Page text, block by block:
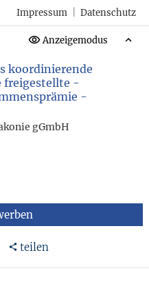
Impressum Datenschutz
Anzeigemodus
koordinierende
freigestellte -
-
gGmbH
teilen